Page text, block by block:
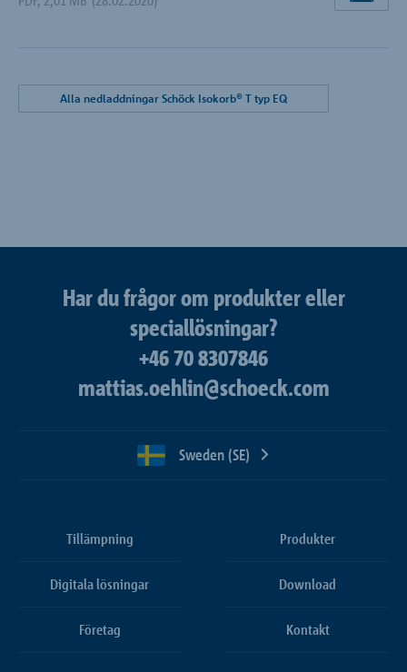
Alla nedladdningar Schöck Isokorb® T typ EQ
Har du frågor om produkter eller
speciallösningar?
+46 70 8307846
mattias.oehlin@schoeck.com
Sweden (SE)
Tillämpning Produkter
Digitala lösningar Download
Företag Kontakt